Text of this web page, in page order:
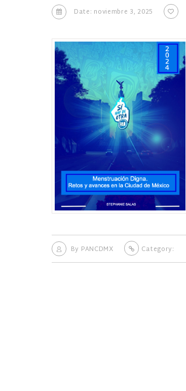
Date: noviembre 3, 2025
By PANCDMX Category: